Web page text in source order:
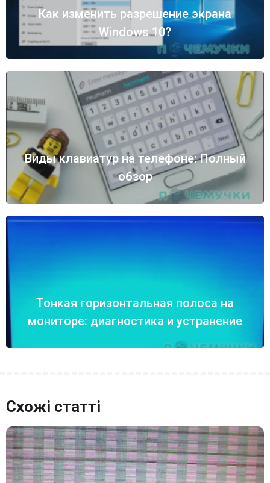
Как изменить разрешение экрана
Windows 10?
Виды клавиатур на телефоне: Полный
обзор
Тонкая горизонтальная полоса на
мониторе: диагностика и устранение
Схожі статті